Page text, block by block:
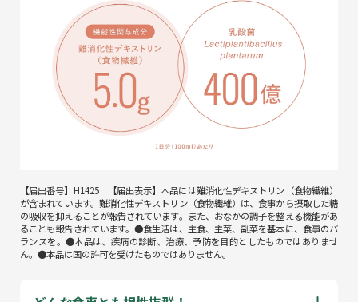
【届出番号】H1425 【届出表示】本品には難消化性デキストリン（食物繊維）
が含まれています。難消化性デキストリン（食物繊維）は、食事から摂取した糖
の吸収を抑えることが報告されています。また、おなかの調子を整える機能があ
ることも報告されています。●食生活は、主食、主菜、副菜を基本に、食事のバ
ランスを。●本品は、疾病の診断、治療、予防を目的としたものではありませ
ん。●本品は国の許可を受けたものではありません。